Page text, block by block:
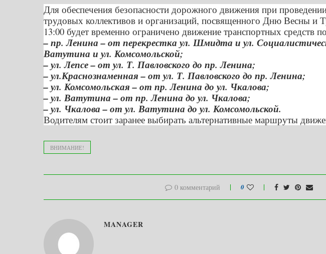
Для обеспечения безопасности дорожного движения при
трудовых коллективов и организаций, посвященного Дню Весны и
13:00 будет временно ограничено движение транспортных средств
– пр. Ленина – от перекрестка ул. Шмидта и ул.
Ватутина и ул. Комсомольской;
– ул. Лепсе – от ул. Т. Павловского до пр. Ленина;
– ул.Краснознаменная – от ул. Т. Павловского до пр. Ленина;
– ул. Комсомольская – от пр. Ленина до ул. Чкалова;
– ул. Ватутина – от пр. Ленина до ул. Чкалова;
– ул. Чкалова – от ул. Ватутина до ул. Комсомольской.
Водителям стоит заранее выбирать альтернативные маршруты
ВНИМАНИЕ!
0 комментарий 0
MANAGER